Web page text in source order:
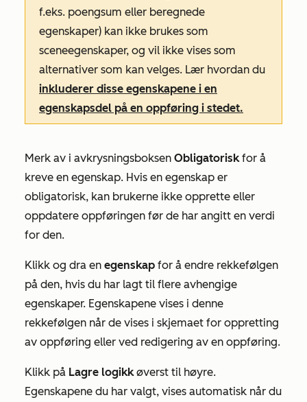
f.eks. poengsum eller beregnede
egenskaper) kan ikke brukes som
sceneegenskaper, og vil ikke vises som
alternativer som kan velges. Lær hvordan du
inkluderer disse egenskapene i en
egenskapsdel på en oppføring i stedet.
Merk av i avkrysningsboksen Obligatoriskfor å
kreve en egenskap. Hvis en egenskap er
obligatorisk, kan brukerne ikke opprette eller
oppdatere oppføringen før de har angitt en verdi
for den.
Klikk og dra en egenskap for å endre rekkefølgen
på den, hvis du har lagt til flere avhengige
egenskaper. Egenskapene vises i denne
rekkefølgen når de vises i skjemaet for oppretting
av oppføring eller ved redigering av en oppføring.
Klikk på Lagre logikkøverst til høyre.
Egenskapene du har valgt, vises automatisk når du